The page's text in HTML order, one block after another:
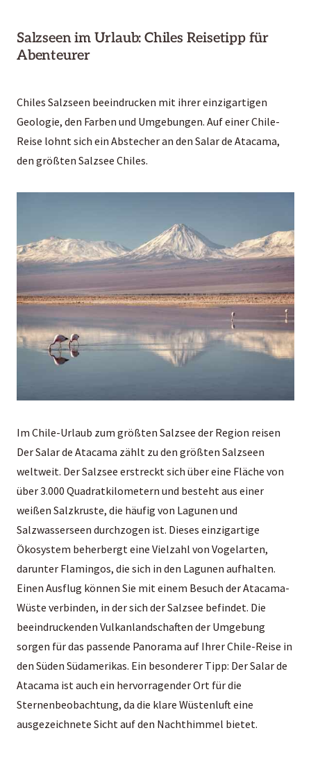
Salzseen im Urlaub: Chiles Reisetipp für
Abenteurer
Chiles Salzseen beeindrucken mit ihrer einzigartigen
Geologie, den Farben und Umgebungen. Auf einer Chile-
Reise lohnt sich ein Abstecher an den Salar de Atacama,
den größten Salzsee Chiles.
Im Chile-Urlaub zum größten Salzsee der Region reisen
Der Salar de Atacama zählt zu den größten Salzseen
weltweit. Der Salzsee erstreckt sich über eine Fläche von
über 3.000 Quadratkilometern und besteht aus einer
weißen Salzkruste, die häufig von Lagunen und
Salzwasserseen durchzogen ist. Dieses einzigartige
Ökosystem beherbergt eine Vielzahl von Vogelarten,
darunter Flamingos, die sich in den Lagunen aufhalten.
Einen Ausflug können Sie mit einem Besuch der Atacama-
Wüste verbinden, in der sich der Salzsee befindet. Die
beeindruckenden Vulkanlandschaften der Umgebung
sorgen für das passende Panorama auf Ihrer Chile-Reise in
den Süden Südamerikas. Ein besonderer Tipp: Der Salar de
Atacama ist auch ein hervorragender Ort für die
Sternenbeobachtung, da die klare Wüstenluft eine
ausgezeichnete Sicht auf den Nachthimmel bietet.